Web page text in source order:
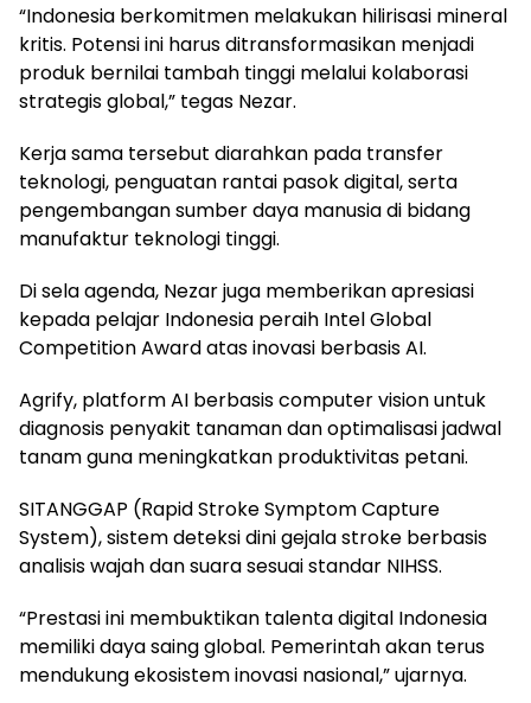
“Indonesia berkomitmen melakukan hilirisasi mineral
kritis. Potensi ini harus ditransformasikan menjadi
produk bernilai tambah tinggi melalui kolaborasi
strategis global,” tegas Nezar.
Kerja sama tersebut diarahkan pada transfer
teknologi, penguatan rantai pasok digital, serta
pengembangan sumber daya manusia di bidang
manufaktur teknologi tinggi.
Di sela agenda, Nezar juga memberikan apresiasi
kepada pelajar Indonesia peraih Intel Global
Competition Award atas inovasi berbasis AI.
Agrify, platform AI berbasis computer vision untuk
diagnosis penyakit tanaman dan optimalisasi jadwal
tanam guna meningkatkan produktivitas petani.
SITANGGAP (Rapid Stroke Symptom Capture
System), sistem deteksi dini gejala stroke berbasis
analisis wajah dan suara sesuai standar NIHSS.
“Prestasi ini membuktikan talenta digital Indonesia
memiliki daya saing global. Pemerintah akan terus
mendukung ekosistem inovasi nasional,” ujarnya.